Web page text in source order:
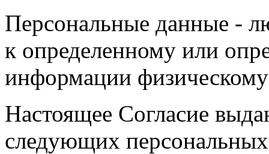
Персональные данные -
к определенному или
информации
Настоящее Согласие
следующих